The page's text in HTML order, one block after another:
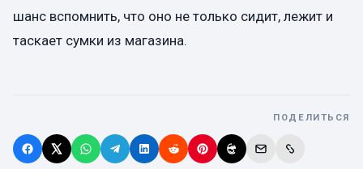
шанс вспомнить, что оно не только сидит, лежит и
таскает сумки из магазина.
ПОДЕЛИТЬСЯ